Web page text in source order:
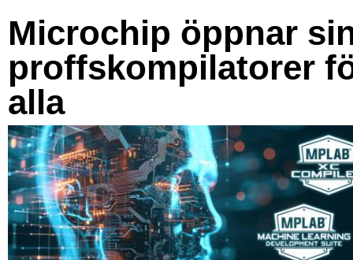
Microchip öppnar
proffskompilatorer
alla